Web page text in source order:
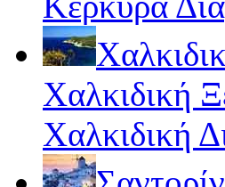
Χαλκιδική
Χαλκιδική